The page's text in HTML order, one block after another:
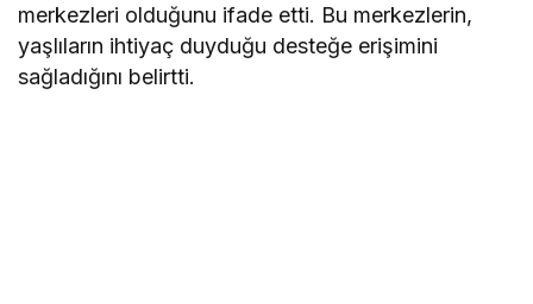
merkezleri olduğunu ifade etti. Bu merkezlerin,
yaşlıların ihtiyaç duyduğu desteğe erişimini
sağladığını belirtti.